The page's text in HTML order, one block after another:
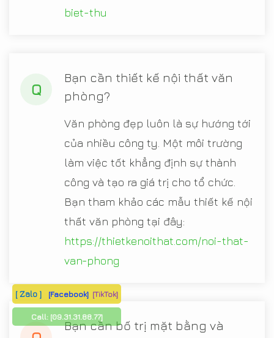
biet-thu
Q
Bạn cần thiết kế nội thất văn
phòng?
Văn phòng đẹp luôn là sự hướng tới
của nhiều công ty. Một môi trường
làm việc tốt khẳng định sự thành
công và tạo ra giá trị cho tổ chức.
Bạn tham khảo các mẫu thiết kế nội
thất văn phòng tại đây:
https://thietkenoithat.com/noi-that-
van-phong
Bạn cần bố trị mặt bằng và
[ Zalo ] [Facebook] [TikTok]
Call: [09.31.31.88.77]